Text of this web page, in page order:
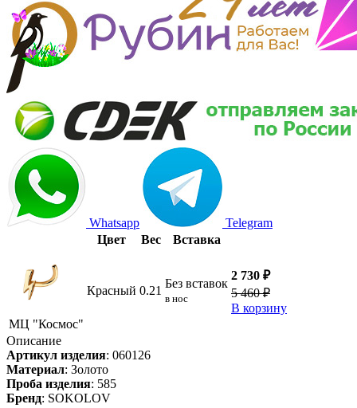
Whatsapp
Telegram
Цвет
Вес Вставка
МЦ "Космос"
Красный 0.21
Без вставок
в нос
2 730 ₽
5 460 ₽
В корзину
Описание
Артикул изделия: 060126
Материал: Золото
Проба изделия: 585
Бренд: SOKOLOV